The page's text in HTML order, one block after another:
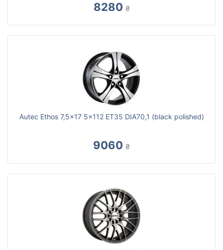
8280 ₴
Autec Ethos 7,5x17 5x112 ET35 DIA70,1 (black polished)
9060 ₴